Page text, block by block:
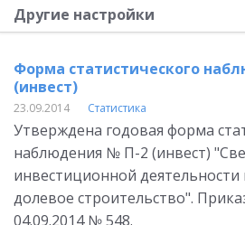
Форма статистического
(инвест)
23.09.2014 Статистика
Утверждена годовая форма
наблюдения № П-2 (инвест)
инвестиционной деятельности
долевое строительство".
04.09.2014 № 548.
Другие настройки